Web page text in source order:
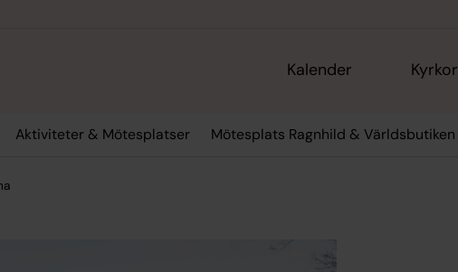
Kalender Kyrkor
Aktiviteter & Mötesplatser Mötesplats Ragnhild & Världsbutiken